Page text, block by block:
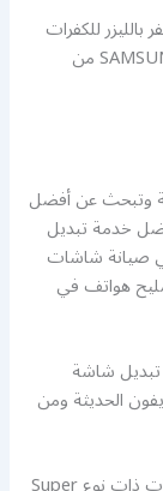
للكفرات
ونوفر أيضا كافة اكسسوارات لأجهزة الايفون وال SAMSUNG من
وتبحث عن أفضل
خدمة تبديل
صيانة شاشات
هواتف في
شاشة
الحديثة ومن